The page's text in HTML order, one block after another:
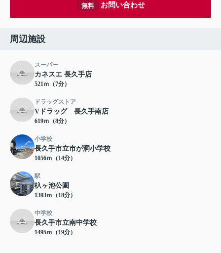
無料 お問い合わせ
周辺施設
スーパー
カネスエ 長久手店
521ｍ（7分）
ドラッグストア
Vドラッグ 長久手南店
619ｍ（8分）
小学校
長久手市立市が洞小学校
1056ｍ（14分）
駅
杁ヶ池公園
1393ｍ（18分）
中学校
長久手市立南中学校
1495ｍ（19分）